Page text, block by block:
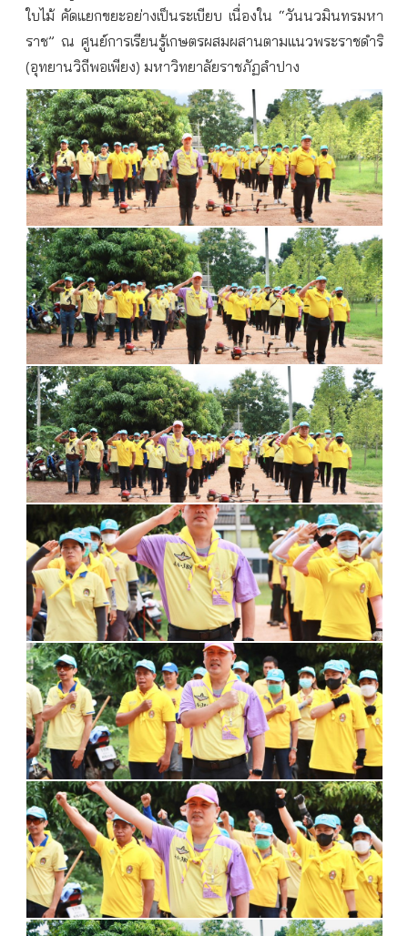
ใบไม้ คัดแยกขยะอย่างเป็นระเบียบ เนื่องใน “วันนวมินทรมหา
ราช” ณ ศูนย์การเรียนรู้เกษตรผสมผสานตามแนวพระราชดำริ
(อุทยานวิถีพอเพียง) มหาวิทยาลัยราชภัฏลำปาง